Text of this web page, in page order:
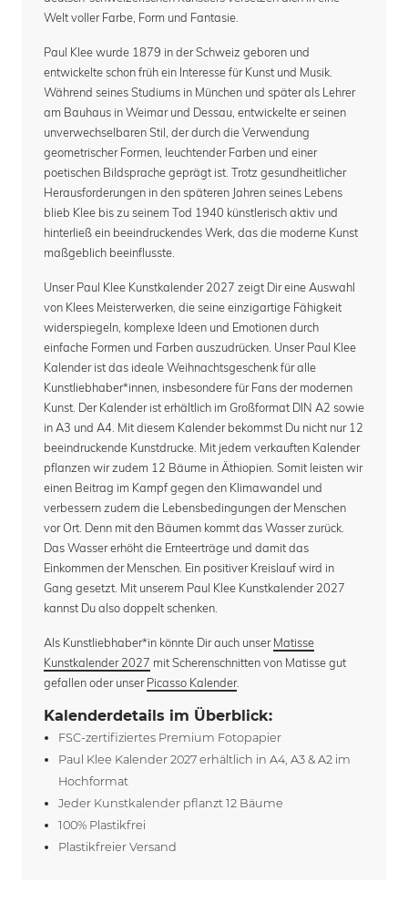
Welt voller Farbe, Form und Fantasie.
Paul Klee wurde 1879 in der Schweiz geboren und
entwickelte schon früh ein Interesse für Kunst und Musik.
Während seines Studiums in München und später als Lehrer
am Bauhaus in Weimar und Dessau, entwickelte er seinen
unverwechselbaren Stil, der durch die Verwendung
geometrischer Formen, leuchtender Farben und einer
poetischen Bildsprache geprägt ist. Trotz gesundheitlicher
Herausforderungen in den späteren Jahren seines Lebens
blieb Klee bis zu seinem Tod 1940 künstlerisch aktiv und
hinterließ ein beeindruckendes Werk, das die moderne Kunst
maßgeblich beeinflusste.
Unser Paul Klee Kunstkalender 2027 zeigt Dir eine Auswahl
von Klees Meisterwerken, die seine einzigartige Fähigkeit
widerspiegeln, komplexe Ideen und Emotionen durch
einfache Formen und Farben auszudrücken. Unser Paul Klee
Kalender ist das ideale Weihnachtsgeschenk für alle
Kunstliebhaber*innen, insbesondere für Fans der modernen
Kunst. Der Kalender ist erhältlich im Großformat DIN A2 sowie
in A3 und A4. Mit diesem Kalender bekommst Du nicht nur 12
beeindruckende Kunstdrucke. Mit jedem verkauften Kalender
pflanzen wir zudem 12 Bäume in Äthiopien. Somit leisten wir
einen Beitrag im Kampf gegen den Klimawandel und
verbessern zudem die Lebensbedingungen der Menschen
vor Ort. Denn mit den Bäumen kommt das Wasser zurück.
Das Wasser erhöht die Ernteerträge und damit das
Einkommen der Menschen. Ein positiver Kreislauf wird in
Gang gesetzt. Mit unserem Paul Klee Kunstkalender 2027
kannst Du also doppelt schenken.
Als Kunstliebhaber*in könnte Dir auch unserMatisse
Kunstkalender 2027 mit Scherenschnitten von Matisse gut
gefallen oder unserPicasso Kalender.
Kalenderdetails im Überblick:
FSC-zertifiziertes Premium Fotopapier
Paul Klee Kalender 2027 erhältlich in A4, A3 & A2 im
Hochformat
Jeder Kunstkalender pflanzt 12 Bäume
100% Plastikfrei
Plastikfreier Versand